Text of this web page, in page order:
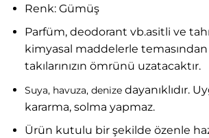
Renk: Gümüş
Parfüm, deodorant vb.asitli ve
kimyasal maddelerle temasından
takılarınızın ömrünü uzatacaktır.
Suya, havuza, denize dayanıklıdır.
kararma, solma yapmaz.
Ürün kutulu bir şekilde özenle